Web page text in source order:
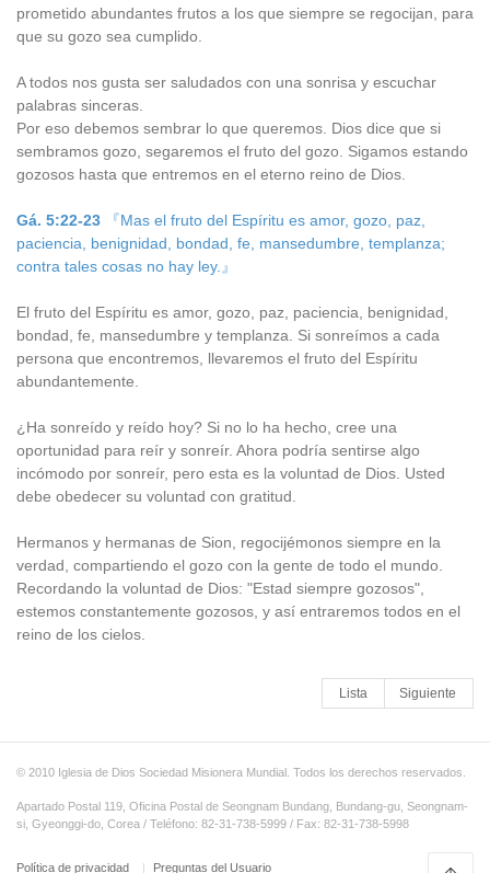
prometido abundantes frutos a los que siempre se regocijan, para
que su gozo sea cumplido.
A todos nos gusta ser saludados con una sonrisa y escuchar
palabras sinceras.
Por eso debemos sembrar lo que queremos. Dios dice que si
sembramos gozo, segaremos el fruto del gozo. Sigamos estando
gozosos hasta que entremos en el eterno reino de Dios.
Gá. 5:22-23
『Mas el fruto del Espíritu es amor, gozo, paz,
paciencia, benignidad, bondad, fe, mansedumbre, templanza;
contra tales cosas no hay ley.』
El fruto del Espíritu es amor, gozo, paz, paciencia, benignidad,
bondad, fe, mansedumbre y templanza. Si sonreímos a cada
persona que encontremos, llevaremos el fruto del Espíritu
abundantemente.
¿Ha sonreído y reído hoy? Si no lo ha hecho, cree una
oportunidad para reír y sonreír. Ahora podría sentirse algo
incómodo por sonreír, pero esta es la voluntad de Dios. Usted
debe obedecer su voluntad con gratitud.
Hermanos y hermanas de Sion, regocijémonos siempre en la
verdad, compartiendo el gozo con la gente de todo el mundo.
Recordando la voluntad de Dios: "Estad siempre gozosos",
estemos constantemente gozosos, y así entraremos todos en el
reino de los cielos.
Lista Siguiente
© 2010 Iglesia de Dios Sociedad Misionera Mundial. Todos los derechos reservados.
Apartado Postal 119, Oficina Postal de Seongnam Bundang, Bundang-gu, Seongnam-
si, Gyeonggi-do, Corea / Teléfono: 82-31-738-5999 / Fax: 82-31-738-5998
Política de privacidad Preguntas del Usuario